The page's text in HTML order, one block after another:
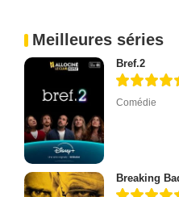
Meilleures séries
Bref.2
Comédie
Breaking